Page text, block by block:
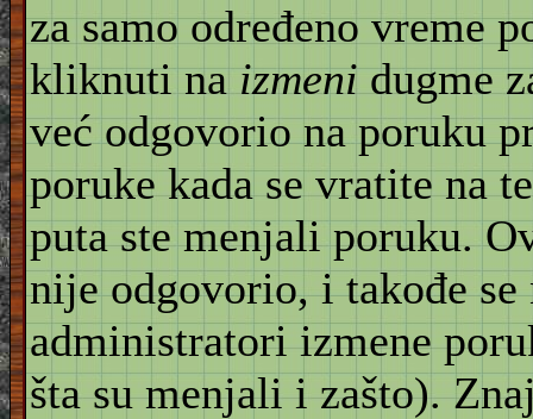
za samo određeno vreme
kliknuti naizmenidugme
već odgovorio na poruku
poruke kada se vratite na
puta ste menjali poruku.
nije odgovorio, i takođe
administratori izmene
šta su menjali i zašto).